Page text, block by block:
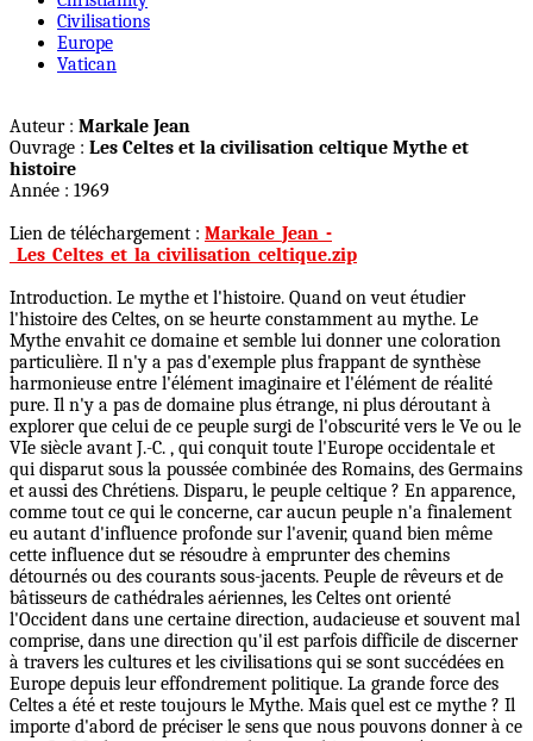
Civilisations
Europe
Vatican
Auteur : Markale Jean
Ouvrage : Les Celtes et la civilisation celtique Mythe et
histoire
Année : 1969
Lien de téléchargement : Markale_Jean_-
_Les_Celtes_et_la_civilisation_celtique.zip
Introduction. Le mythe et l'histoire. Quand on veut étudier
l'histoire des Celtes, on se heurte constamment au mythe. Le
Mythe envahit ce domaine et semble lui donner une coloration
particulière. Il n'y a pas d'exemple plus frappant de synthèse
harmonieuse entre l'élément imaginaire et l'élément de réalité
pure. Il n'y a pas de domaine plus étrange, ni plus déroutant à
explorer que celui de ce peuple surgi de l'obscurité vers le Ve ou le
VIe siècle avant J.-C. , qui conquit toute l'Europe occidentale et
qui disparut sous la poussée combinée des Romains, des Germains
et aussi des Chrétiens. Disparu, le peuple celtique ? En apparence,
comme tout ce qui le concerne, car aucun peuple n'a finalement
eu autant d'influence profonde sur l'avenir, quand bien même
cette influence dut se résoudre à emprunter des chemins
détournés ou des courants sous-jacents. Peuple de rêveurs et de
bâtisseurs de cathédrales aériennes, les Celtes ont orienté
l'Occident dans une certaine direction, audacieuse et souvent mal
comprise, dans une direction qu'il est parfois difficile de discerner
à travers les cultures et les civilisations qui se sont succédées en
Europe depuis leur effondrement politique. La grande force des
Celtes a été et reste toujours le Mythe. Mais quel est ce mythe ? Il
importe d'abord de préciser le sens que nous pouvons donner à ce